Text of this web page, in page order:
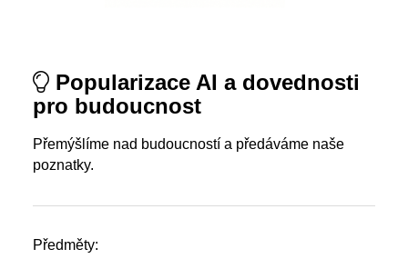
Popularizace AI a dovednosti
pro budoucnost
Přemýšlíme nad budoucností a předáváme naše
poznatky.
Předměty: